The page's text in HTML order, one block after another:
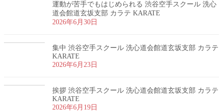
運動が苦手でもはじめられる 渋谷空手スクール 洗心
道会館道玄坂支部 カラテ KARATE
2026年6月30日
集中 渋谷空手スクール 洗心道会館道玄坂支部 カラテ
KARATE
2026年6月23日
挨拶 渋谷空手スクール 洗心道会館道玄坂支部 カラテ
KARATE
2026年6月19日